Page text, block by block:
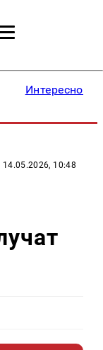
Интересное
14.05.2026, 10:48